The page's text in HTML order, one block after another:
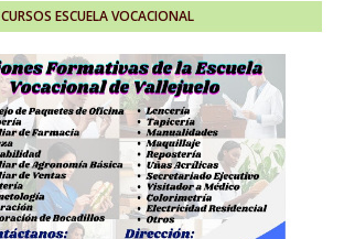
CURSOS ESCUELA VOCACIONAL